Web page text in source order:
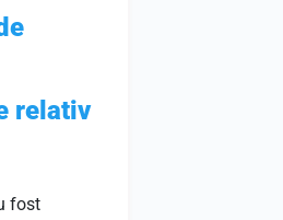
relativ
fost